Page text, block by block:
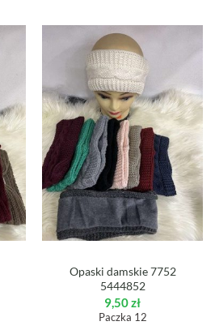
Opaski damskie 7752
5444852
9,50zł
Paczka 12